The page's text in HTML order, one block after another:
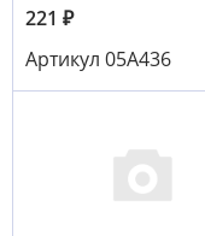
221 ₽
Артикул 05A436